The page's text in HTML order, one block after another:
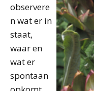
observere
n wat er in
staat,
waar en
wat er
spontaan